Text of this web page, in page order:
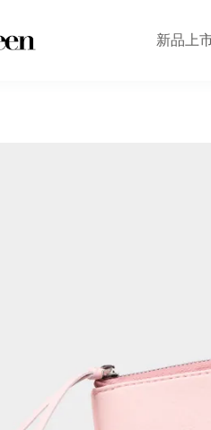
新品上